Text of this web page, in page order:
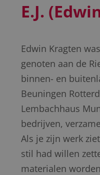
E.J.
Edwin Kragten
genoten aan de
binnen- en
Beuningen
Lembachhaus
bedrijven,
Als je zijn werk
stil had willen
materialen